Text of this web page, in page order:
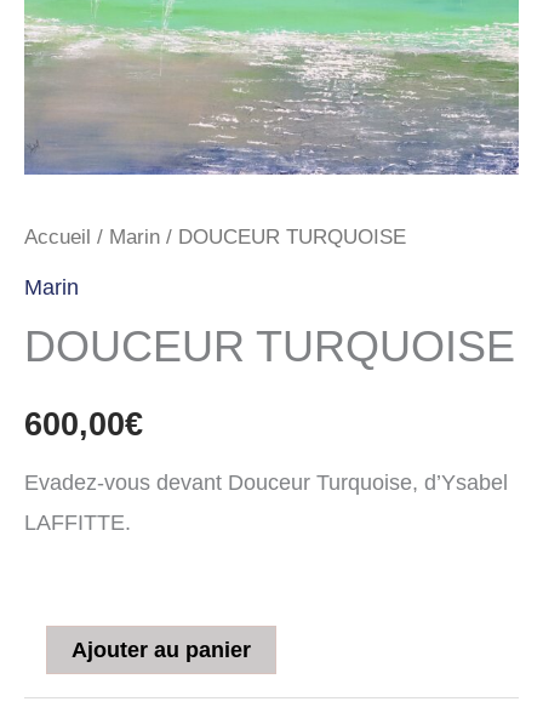
Accueil / Marin / DOUCEUR TURQUOISE
Marin
DOUCEUR TURQUOISE
600,00€
Evadez-vous devant Douceur Turquoise, d’Ysabel
LAFFITTE.
Ajouter au panier